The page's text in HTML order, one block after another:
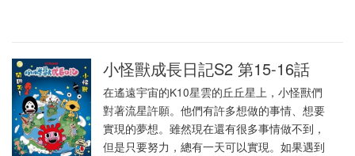
小怪獸成長日記S2 第15-16話
在遙遠宇宙的K10星雲的丘丘星上，小怪獸們
對著流星許願。他們有許多想做的事情、想要
實現的夢想。雖然現在還有很多事情做不到，
但是只要努力，總有一天可以實現。如果遇到